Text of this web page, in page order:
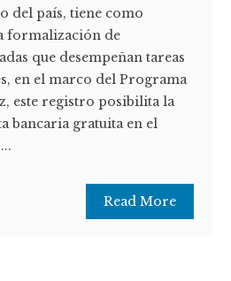
del país, tiene como
formalización de
que desempeñan tareas
en el marco del Programa
este registro posibilita la
bancaria gratuita en el
Read More